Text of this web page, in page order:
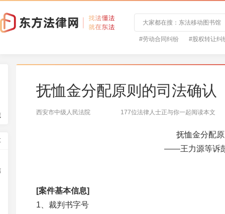
#劳动合同纠纷 #股权转让纠
抚恤金分配原则的司法确认
西安市中级人民法院 177位法律人士正与你一起阅读本文
抚恤金分配
——王力源等诉
[案件基本信息]
1、裁判书字号